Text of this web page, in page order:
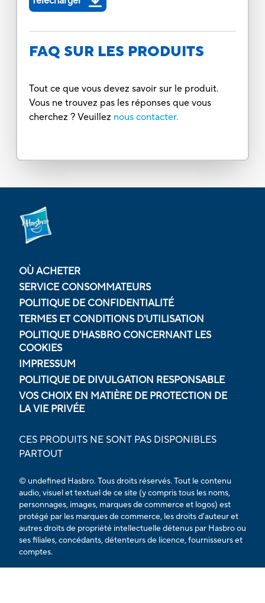
FAQ SUR LES PRODUITS
Tout ce que vous devez savoir sur le produit.
Vous ne trouvez pas les réponses que vous
cherchez ? Veuillez nous contacter.
OÙ ACHETER
SERVICE CONSOMMATEURS
POLITIQUE DE CONFIDENTIALITÉ
TERMES ET CONDITIONS D'UTILISATION
POLITIQUE D'HASBRO CONCERNANT LES
COOKIES
IMPRESSUM
POLITIQUE DE DIVULGATION RESPONSABLE
VOS CHOIX EN MATIÈRE DE PROTECTION DE
LA VIE PRIVÉE
CES PRODUITS NE SONT PAS DISPONIBLES
PARTOUT
© undefined Hasbro. Tous droits réservés. Tout le contenu
audio, visuel et textuel de ce site (y compris tous les noms,
personnages, images, marques de commerce et logos) est
protégé par les marques de commerce, les droits d'auteur et
autres droits de propriété intellectuelle détenus par Hasbro ou
ses filiales, concédants, détenteurs de licence, fournisseurs et
comptes.